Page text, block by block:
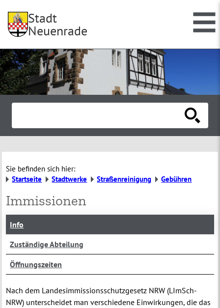
Stadt
Neuenrade
Sie befinden sich hier:
Startseite
Stadtwerke Straßenreinigung Gebühren
Immissionen
Info
Zuständige Abteilung
Öffnungszeiten
Nach dem Landesimmissionsschutzgesetz NRW (LImSch-
NRW) unterscheidet man verschiedene Einwirkungen, die das